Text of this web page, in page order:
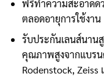
ฟรีทำความสะอาดด้
ตลอดอายุการใช้งาน
รับประกันเลนส์นาน
คุณภาพสูงจากแบรน
Rodenstock, Zeiss